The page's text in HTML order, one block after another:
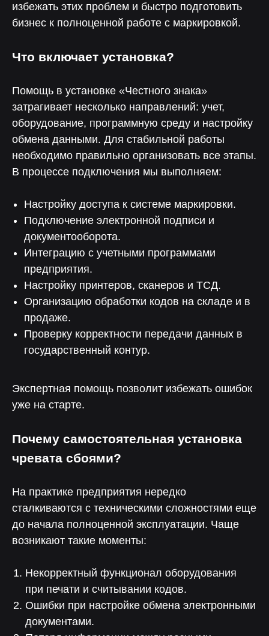
избежать этих проблем и быстро подготовить
бизнес к полноценной работе с маркировкой.
Что включает установка?
Помощь в установке «Честного знака»
затрагивает несколько направлений: учет,
оборудование, программную среду и настройку
обмена данными. Для стабильной работы
необходимо правильно организовать все этапы.
В процессе подключения мы выполняем:
Настройку доступа к системе маркировки.
Подключение электронной подписи и
документооборота.
Интеграцию с учетными программами
предприятия.
Настройку принтеров, сканеров и ТСД.
Организацию обработки кодов на складе и в
продаже.
Проверку корректности передачи данных в
государственный контур.
Экспертная помощь позволит избежать ошибок
уже на старте.
Почему самостоятельная установка
чревата сбоями?
На практике предприятия нередко
сталкиваются с техническими сложностями еще
до начала полноценной эксплуатации. Чаще
возникают такие моменты:
Некорректный функционал оборудования
при печати и считывании кодов.
Ошибки при настройке обмена электронными
документами.
Почему выбирают НЕЛУМБО-
АВТОМАТИЗАЦИЯ?
Собственная разработка
без зависимостей
от сторонних платформ
Глубокая экспертиза
Индивидуальный подход
к каждому проекту
Быстрая адаптация
к изменениям законодательства
Консультация
Чтобы рассчитать окупаемость
и встроить «Лотос» в бизнес
и запуском коммуникаций